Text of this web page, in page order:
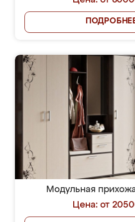
Модульная
Цена: от